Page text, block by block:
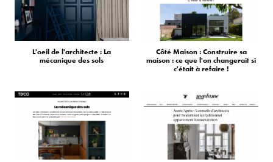
L'oeil de l'architecte : La
mécanique des sols
Côté Maison : Construire sa
maison : ce que l'on changerait si
c'était à refaire !